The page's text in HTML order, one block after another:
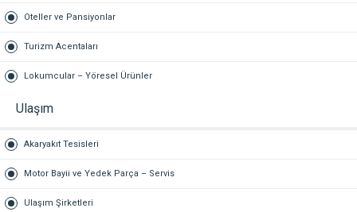
Oteller ve Pansiyonlar
Turizm Acentaları
Lokumcular – Yöresel Ürünler
Ulaşım
Akaryakıt Tesisleri
Motor Bayii ve Yedek Parça – Servis
Ulaşım Şirketleri